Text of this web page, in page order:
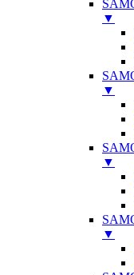
▼
▼
▼
▼